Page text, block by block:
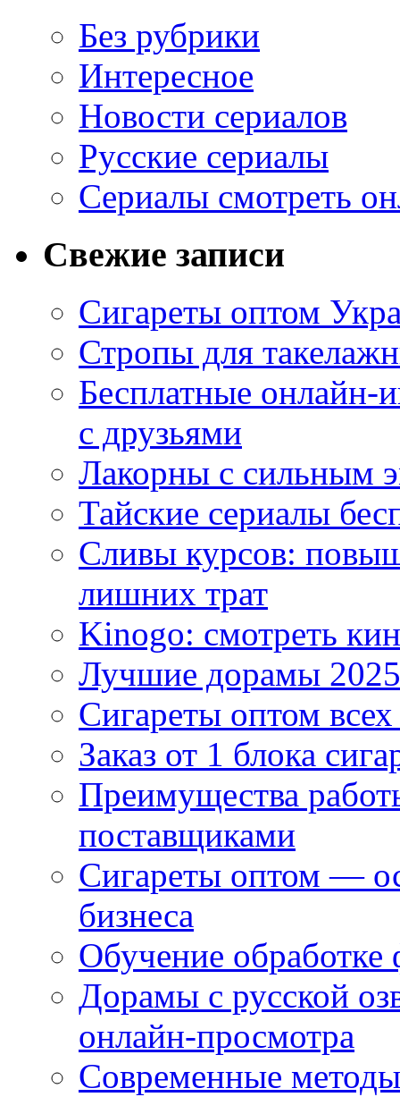
Без рубрики
Интересное
Новости сериалов
Русские сериалы
Сериалы смотреть
Свежие записи
Сигареты оптом
Стропы для
Бесплатные
с друзьями
Лакорны с сильным
Тайские сериалы
Сливы курсов:
лишних трат
Kinogo: смотреть
Лучшие дорамы
Сигареты оптом
Заказ от 1 блока
Преимущества
поставщиками
Сигареты оптом —
бизнеса
Обучение
Дорамы с русской
онлайн-просмотра
Современные